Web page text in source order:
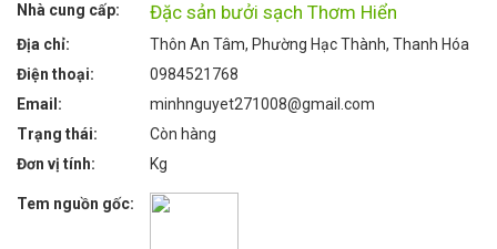
Nhà cung cấp: Đặc sản bưởi sạch Thơm Hiển
Địa chỉ:
Thôn An Tâm, Phường Hạc Thành, Thanh Hóa
Điện thoại:
0984521768
Email:
minhnguyet271008@gmail.com
Trạng thái:
Còn hàng
Đơn vị tính:
Kg
Tem nguồn gốc: